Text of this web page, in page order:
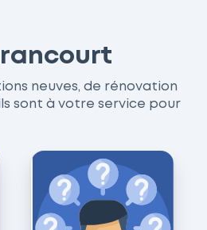
neuves, de rénovation
sont à votre service pour